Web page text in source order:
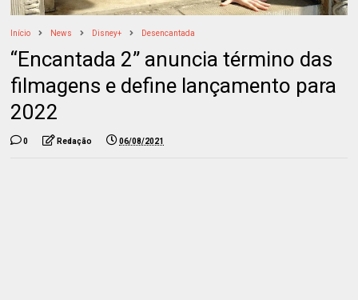
Início News Disney+ Desencantada
“Encantada 2” anuncia término das
filmagens e define lançamento para
2022
0 Redação 06/08/2021